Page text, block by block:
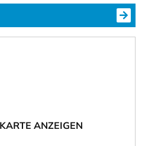
ANZEIGEN